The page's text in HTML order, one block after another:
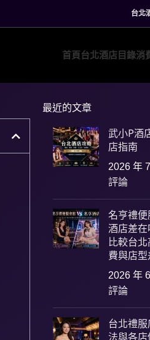
台北
首頁台北酒店目錄消
最近的文章
武小P酒
店指南
2026 年
評論
名亨禮
酒店差在
比較台
費與店型
2026 年
評論
台北禮
法與各